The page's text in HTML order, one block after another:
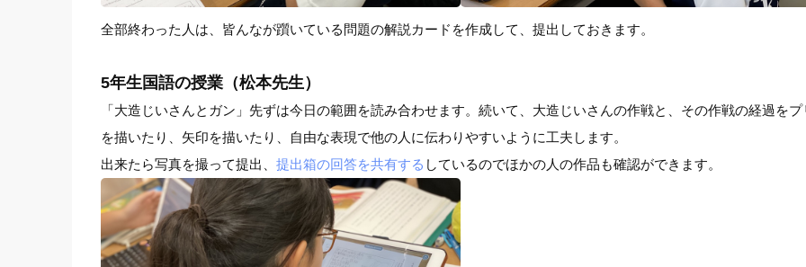
全部終わった人は、皆んなが躓いている問題の解説カードを作成して、提出しておきます。
5年生国語の授業（松本先生）
「大造じいさんとガン」先ずは今日の範囲を読み合わせます。続いて、大造じいさんの作戦と、その作戦の経過を
を描いたり、矢印を描いたり、自由な表現で他の人に伝わりやすいように工夫します。
出来たら写真を撮って提出、 提出箱の回答を共有する しているのでほかの人の作品も確認ができます。